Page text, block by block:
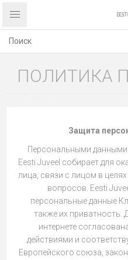
ПОЛИТИКА
Защита
Персональными
Eesti Juveel собирает для
лица, связи с лицом в
вопросов. Eesti
персональные данные
также их приватность.
интернете
действиями и
Европейского союза,